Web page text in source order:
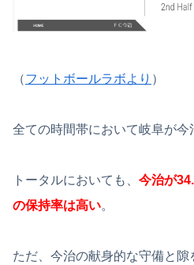
（フットボールラボより ）
全ての時間帯において岐阜が今
トータルにおいても、 今治が
の保持率は高い。
ただ、今治の献身的な守備と